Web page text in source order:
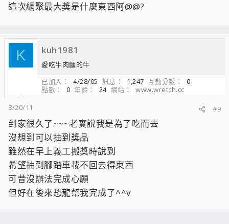
這次網聚最大獎是什麼東西阿@@?
K kuh1981
愛吃牛肉麵的牛
已加入
4/28/05 訊息 1,247 互動分數
0
點數
0 年齡 24 網站
www.wretch.cc
8/20/11
#9
到家很久了~~~老實說我是為了吃而去
沒想到可以抽到獎品
雖然在早上義工搬獎時說到
希望抽到腳踏車載不回去得東西
可昔沒辦法完成心願
但好在後來恐龍幫我完成了^^v